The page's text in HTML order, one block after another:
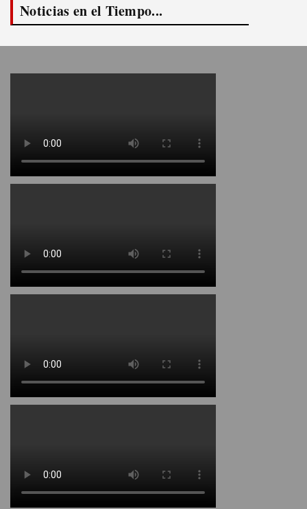
Noticias en el Tiempo...